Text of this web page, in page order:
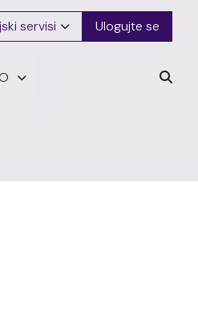
servisi Ulogujte se